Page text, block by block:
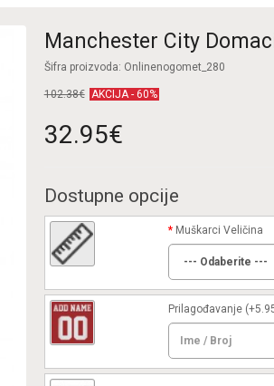
Manchester City
Šifra proizvoda: Onlinenogomet_280
102.38€ AKCIJA - 60%
32.95€
Dostupne opcije
Muškarci Veličina
Prilagođavanje